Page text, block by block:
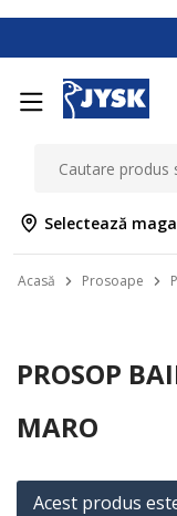
Selectează
Acasă Prosoape
PROSOP
MARO
Acest produs